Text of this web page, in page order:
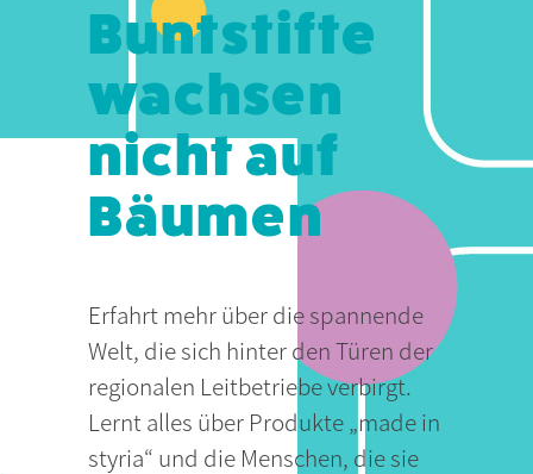
Buntstifte
wachsen
nicht auf
Bäumen
Erfahrt mehr über die spannende
Welt, die sich hinter den Türen der
regionalen Leitbetriebe verbirgt.
Lernt alles über Produkte „made in
styria“ und die Menschen, die sie